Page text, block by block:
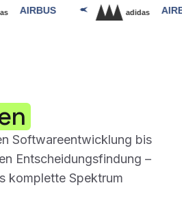
Softwareentwicklung bis
Entscheidungsfindung –
komplette Spektrum